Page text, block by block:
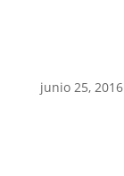
junio 25, 2016